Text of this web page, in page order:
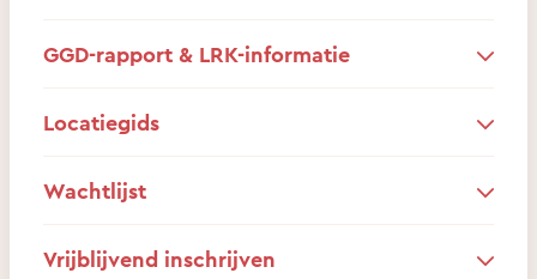
GGD-rapport & LRK-informatie
Locatiegids
Wachtlijst
Vrijblijvend inschrijven